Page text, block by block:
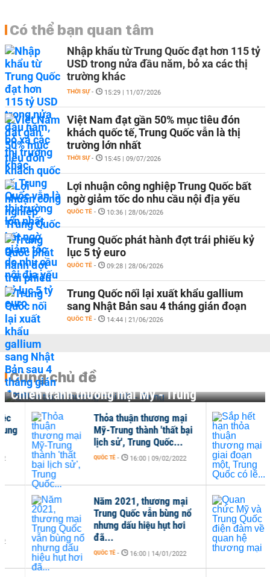
Có thể bạn quan tâm
Nhập khẩu từ Trung Quốc đạt hơn 115 tỷ
USD trong nửa đầu năm, bỏ xa các thị
trường khác
THỜI SỰ - 15:29 | 11/07/2026
Việt Nam đạt gần 50% mục tiêu đón
khách quốc tế, Trung Quốc vẫn là thị
trường lớn nhất
THỜI SỰ - 15:45 | 09/07/2026
Lợi nhuận công nghiệp Trung Quốc bất
ngờ giảm tốc do nhu cầu nội địa yếu
QUỐC TẾ - 10:36 | 28/06/2026
Trung Quốc phát hành đợt trái phiếu kỷ
lục 5 tỷ euro
QUỐC TẾ - 09:28 | 28/06/2026
Trung Quốc nối lại xuất khẩu gallium
sang Nhật Bản sau 4 tháng gián đoạn
QUỐC TẾ - 14:44 | 21/06/2026
Cùng chủ đề
Chiến tranh thương mại Mỹ - Trung
Thỏa thuận thương mại
Mỹ-Trung thành 'thất bại
lịch sử', Trung Quốc...
QUỐC TẾ - 16:00 | 09/02/2022
Năm 2021, thương mại
Trung Quốc vẫn bùng nổ
nhưng dấu hiệu hụt hơi
đã...
QUỐC TẾ - 16:00 | 14/01/2022
hệ